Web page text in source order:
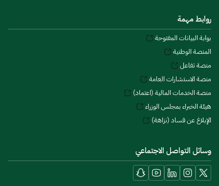
روابط مهمة
بوابة البيانات المفتوحة
المنصة الوطنية
منصة تفاعل
منصة الاستشارات العامة
منصة الخدمات المالية (اعتماد)
هيئة الخبراء بمجلس الوزراء
الإبلاغ عن فساد (نزاهة)
وسائل التواصل الاجتماعي